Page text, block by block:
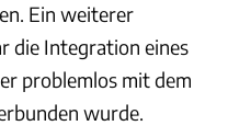
Ein weiterer
die Integration eines
problemlos mit dem
wurde.